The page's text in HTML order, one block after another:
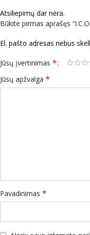
Atsiliepimų dar nėra.
Būkite pirmas aprašęs
El. pašto adresas nebus
Jūsų įvertinimas *
Jūsų apžvalga *
Pavadinimas *